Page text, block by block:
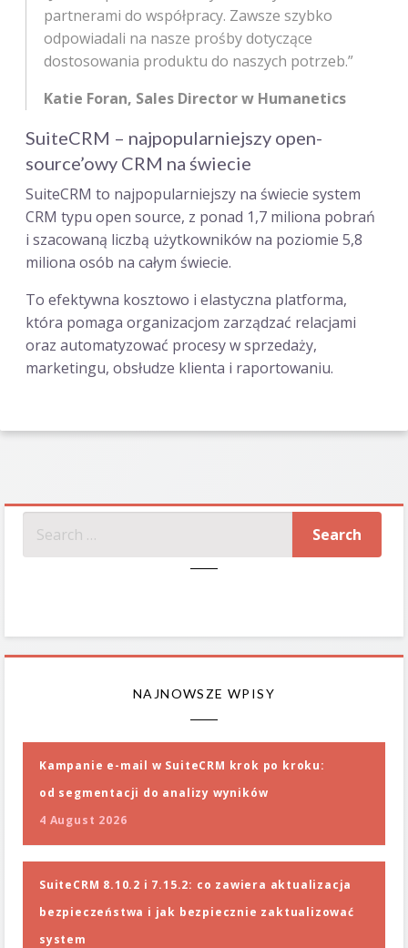
partnerami do współpracy. Zawsze szybko
odpowiadali na nasze prośby dotyczące
dostosowania produktu do naszych potrzeb.”
Katie Foran, Sales Director w Humanetics
SuiteCRM – najpopularniejszy open-
source’owy CRM na świecie
SuiteCRM to najpopularniejszy na świecie system
CRM typu open source, z ponad 1,7 miliona pobrań
i szacowaną liczbą użytkowników na poziomie 5,8
miliona osób na całym świecie.
To efektywna kosztowo i elastyczna platforma,
która pomaga organizacjom zarządzać relacjami
oraz automatyzować procesy w sprzedaży,
marketingu, obsłudze klienta i raportowaniu.
NAJNOWSZE WPISY
Kampanie e-mail w SuiteCRM krok po kroku:
od segmentacji do analizy wyników
4 August 2026
SuiteCRM 8.10.2 i 7.15.2: co zawiera aktualizacja
bezpieczeństwa i jak bezpiecznie zaktualizować
system